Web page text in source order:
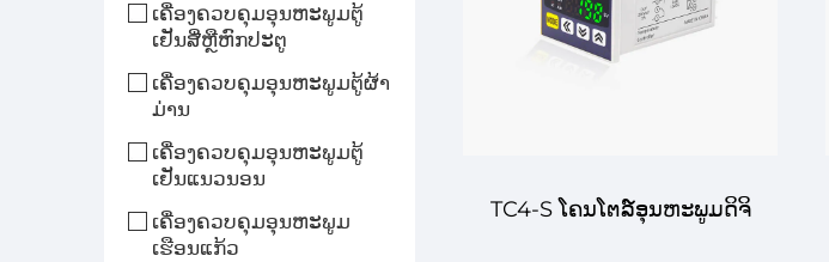
ເຄື່ອງຄວບຄຸມອຸນຫະພູມຕູ້
ເຢັນສີ່ຫຼືຫົກປະຕູ
ເຄື່ອງຄວບຄຸມອຸນຫະພູມຕູ້ຜ້າ
ມ່ານ
ເຄື່ອງຄວບຄຸມອຸນຫະພູມຕູ້
ເຢັນແນວນອນ
ເຄື່ອງຄວບຄຸມອຸນຫະພູມ
ເຮືອນແກ້ວ
ສຳລັບການໃຊ້ໃນອຸດົມສາດ
TC4-S ໂຄນໂຕລ໌ອຸນຫະພູມດິຈິ